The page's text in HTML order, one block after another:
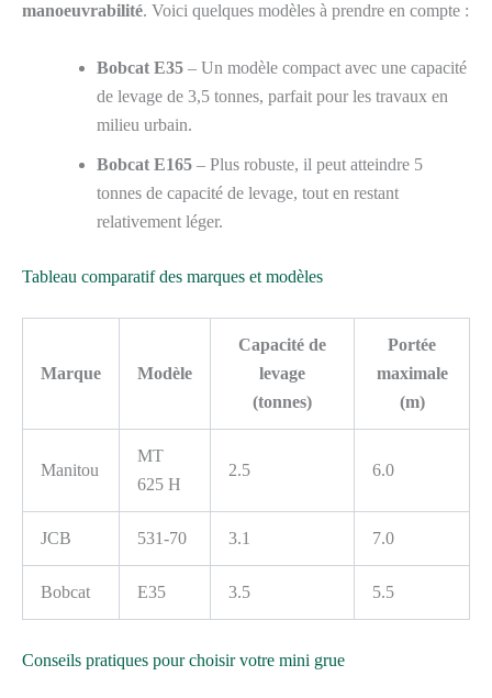
manoeuvrabilité. Voici quelques modèles à prendre en compte :
Bobcat E35 – Un modèle compact avec une capacité
de levage de 3,5 tonnes, parfait pour les travaux en
milieu urbain.
Bobcat E165 – Plus robuste, il peut atteindre 5
tonnes de capacité de levage, tout en restant
relativement léger.
Tableau comparatif des marques et modèles
Marque Modèle
Capacité de
levage
(tonnes)
Portée
maximale
(m)
Manitou
MT
625 H
2.5 6.0
JCB 531-70 3.1 7.0
Bobcat E35 3.5 5.5
Conseils pratiques pour choisir votre mini grue